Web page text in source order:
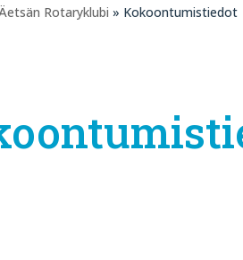
Rotaryklubi » Kokoontumistiedot